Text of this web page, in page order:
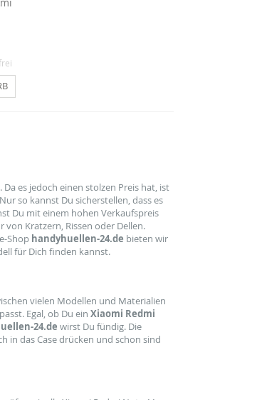
es jedoch einen stolzen Preis hat, ist
so kannst Du sicherstellen, dass es
Du mit einem hohen Verkaufspreis
Kratzern, Rissen oder Dellen.
Shop handyhuellen-24.de bieten wir
für Dich finden kannst.
vielen Modellen und Materialien
Egal, ob Du ein Xiaomi Redmi
24.de wirst Du fündig. Die
in das Case drücken und schon sind